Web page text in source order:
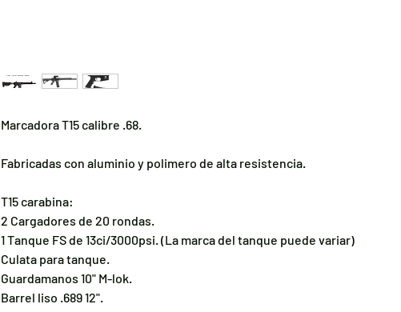
Marcadora T15 calibre .68.
Fabricadas con aluminio y polimero de alta resistencia.
T15 carabina:
2 Cargadores de 20 rondas.
1 Tanque FS de 13ci/3000psi. (La marca del tanque puede variar)
Culata para tanque.
Guardamanos 10" M-lok.
Barrel liso .689 12".